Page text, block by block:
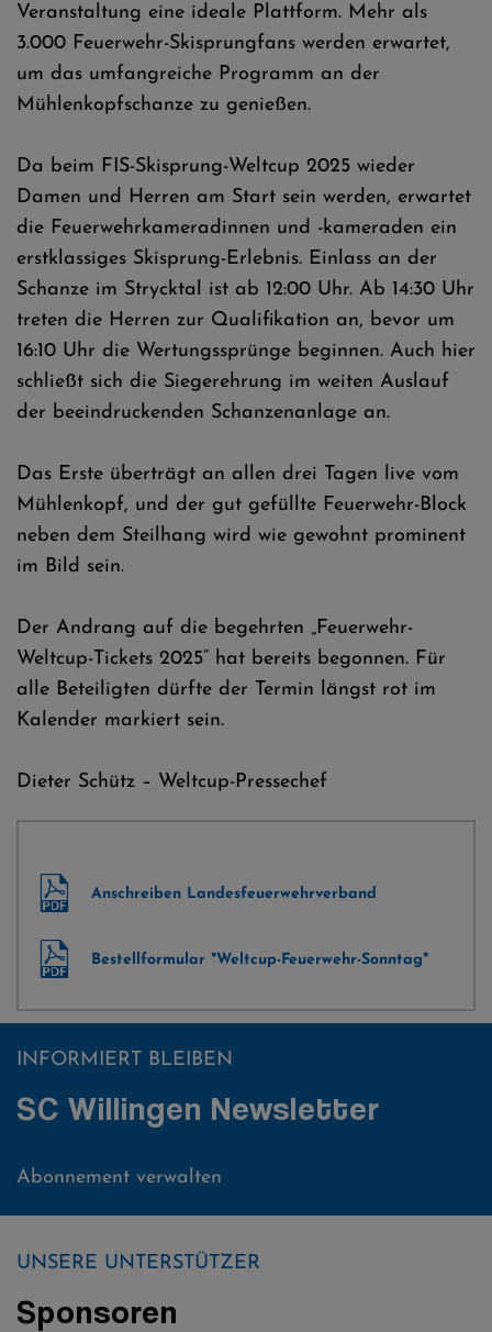
Veranstaltung eine ideale Plattform. Mehr als
3.000 Feuerwehr-Skisprungfans werden erwartet,
um das umfangreiche Programm an der
Mühlenkopfschanze zu genießen.
Da beim FIS-Skisprung-Weltcup 2025 wieder
Damen und Herren am Start sein werden, erwartet
die Feuerwehrkameradinnen und -kameraden ein
erstklassiges Skisprung-Erlebnis. Einlass an der
Schanze im Strycktal ist ab 12:00 Uhr. Ab 14:30 Uhr
treten die Herren zur Qualifikation an, bevor um
16:10 Uhr die Wertungssprünge beginnen. Auch hier
schließt sich die Siegerehrung im weiten Auslauf
der beeindruckenden Schanzenanlage an.
Das Erste überträgt an allen drei Tagen live vom
Mühlenkopf, und der gut gefüllte Feuerwehr-Block
neben dem Steilhang wird wie gewohnt prominent
im Bild sein.
Der Andrang auf die begehrten „Feuerwehr-
Weltcup-Tickets 2025“ hat bereits begonnen. Für
alle Beteiligten dürfte der Termin längst rot im
Kalender markiert sein.
Dieter Schütz – Weltcup-Pressechef
Anschreiben Landesfeuerwehrverband
Bestellformular "Weltcup-Feuerwehr-Sonntag"
INFORMIERT BLEIBEN
SC Willingen Newsletter
Abonnement verwalten
UNSERE UNTERSTÜTZER
Sponsoren